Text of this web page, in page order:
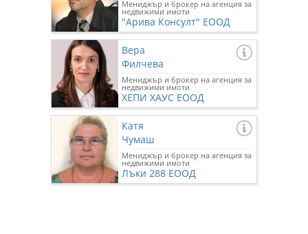
Мениджър и брокер на агенция за
недвижими имоти
"Арива Консулт" ЕООД
Вера
Филчева
Мениджър и брокер на агенция за
недвижими имоти
ХЕПИ ХАУС ЕООД
Катя
Чумаш
Мениджър и брокер на агенция за
недвижими имоти
Лъки 288 ЕООД